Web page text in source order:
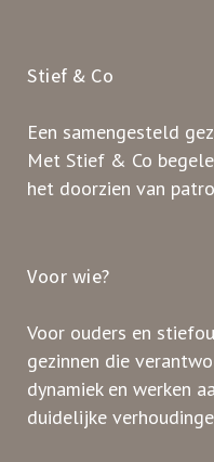
Stief & Co
Een samengesteld
Met Stief & Co
het doorzien van
Voor wie?
Voor ouders en
gezinnen die
dynamiek en werken
duidelijke